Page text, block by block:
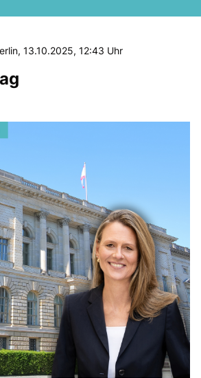
MELDUNGEN
SOZIALE MEDIEN
KLARTEXT
13.10.2025, 12:43 Uhr